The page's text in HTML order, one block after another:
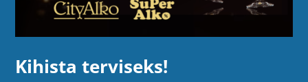
Kihista terviseks!